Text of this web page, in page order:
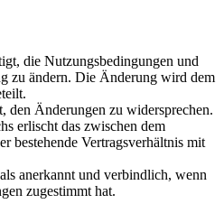
die Nutzungsbedingungen und
zu ändern. Die Änderung wird dem
den Änderungen zu widersprechen.
erlischt das zwischen dem
bestehende Vertragsverhältnis mit
anerkannt und verbindlich, wenn
zugestimmt hat.